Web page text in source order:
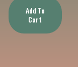
Add To
Cart